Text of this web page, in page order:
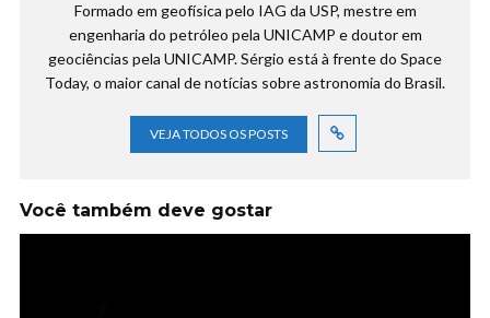
Formado em geofísica pelo IAG da USP, mestre em
engenharia do petróleo pela UNICAMP e doutor em
geociências pela UNICAMP. Sérgio está à frente do Space
Today, o maior canal de notícias sobre astronomia do Brasil.
VEJA TODOS OS POSTS
Você também deve gostar